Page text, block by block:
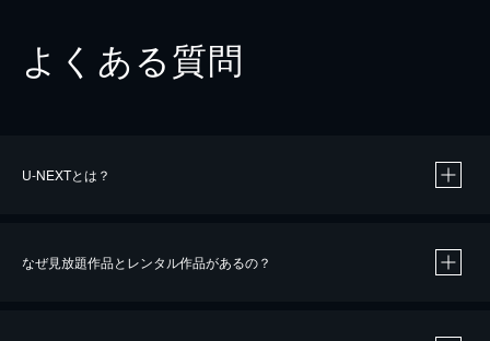
よくある質問
U-NEXTとは？
なぜ見放題作品とレンタル作品があるの？